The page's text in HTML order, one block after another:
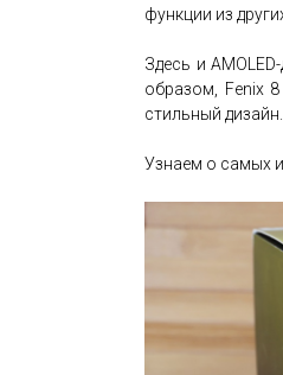
функции из
Здесь и
образом, Fenix
стильный дизайн.
Узнаем о самых